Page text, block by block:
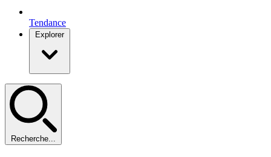
Tendance
Explorer
Recherche...